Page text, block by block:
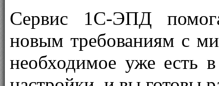
Сервис 1С-ЭПД
новым требованиям с
необходимое уже есть